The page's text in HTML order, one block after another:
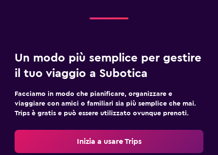
Un modo più semplice per gestire
il tuo viaggio a Subotica
Facciamo in modo che pianificare, organizzare e
viaggiare con amici o familiari sia più semplice che mai.
Trips è gratis e può essere utilizzato ovunque prenoti.
Inizia a usare Trips